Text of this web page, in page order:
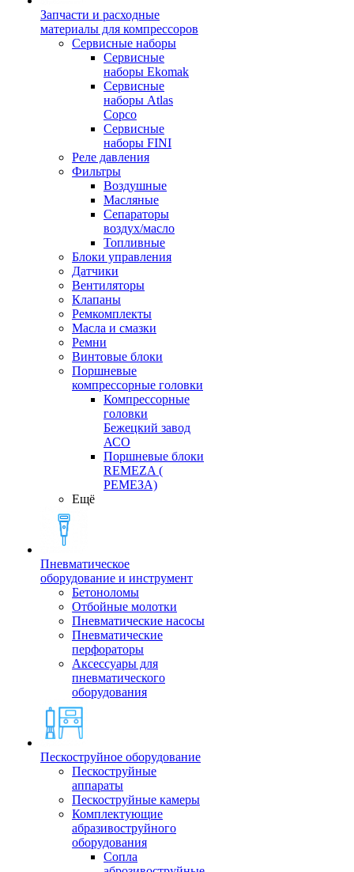
Запчасти и расходные
материалы для компрессоров
Cервисные наборы
Сервисные
наборы Ekomak
Cервисные
наборы Atlas
Copco
Сервисные
наборы FINI
Реле давления
Фильтры
Воздушные
Масляные
Сепараторы
воздух/масло
Топливные
Блоки управления
Датчики
Вентиляторы
Клапаны
Ремкомплекты
Масла и смазки
Ремни
Винтовые блоки
Поршневые
компрессорные головки
Компрессорные
головки
Бежецкий завод
АСО
Поршневые блоки
REMEZA (
РЕМЕЗА)
Ещё
Пневматическое
оборудование и инструмент
Бетоноломы
Отбойные молотки
Пневматические насосы
Пневматические
перфораторы
Аксессуары для
пневматического
оборудования
Пескоструйное оборудование
Пескоструйные
аппараты
Пескоструйные камеры
Комплектующие
абразивоструйного
оборудования
Сопла